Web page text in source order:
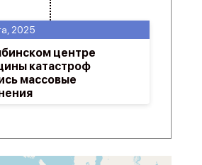
2025
центре
катастроф
массовые